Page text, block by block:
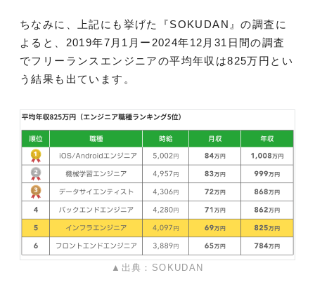
ちなみに、上記にも挙げた『SOKUDAN』の調査に
よると、2019年7月1月ー2024年12月31日間の調査
でフリーランスエンジニアの平均年収は825万円とい
う結果も出ています。
▲出典：SOKUDAN